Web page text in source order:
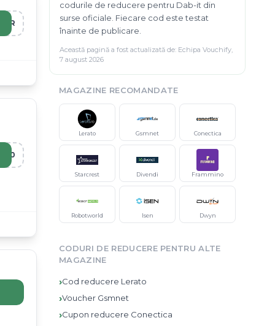
TER
R20
codurile de reducere pentru Dab-it din
surse oficiale. Fiecare cod este testat
înainte de publicare.
Această pagină a fost actualizată de: Echipa Vouchify,
7 august 2026
MAGAZINE RECOMANDATE
Lerato Gsmnet Conectica
Starcrest Divendi Frammino
Robotworld Isen Dwyn
CODURI DE REDUCERE PENTRU ALTE
MAGAZINE
›Cod reducere Lerato
›Voucher Gsmnet
›Cupon reducere Conectica